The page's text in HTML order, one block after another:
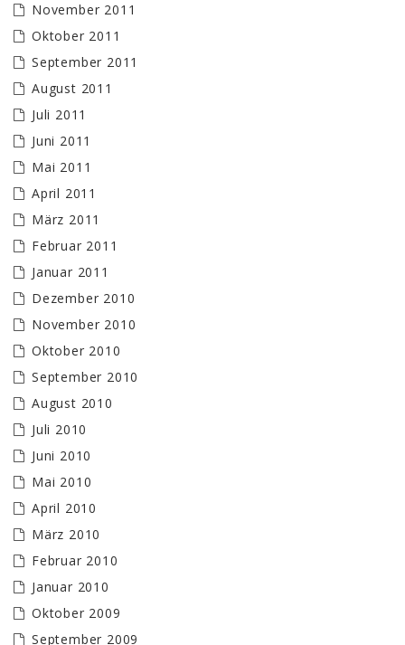
November 2011
Oktober 2011
September 2011
August 2011
Juli 2011
Juni 2011
Mai 2011
April 2011
März 2011
Februar 2011
Januar 2011
Dezember 2010
November 2010
Oktober 2010
September 2010
August 2010
Juli 2010
Juni 2010
Mai 2010
April 2010
März 2010
Februar 2010
Januar 2010
Oktober 2009
September 2009